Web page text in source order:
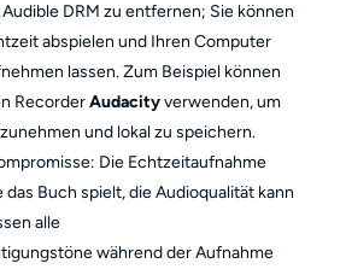
DRM zu entfernen; Sie können
abspielen und Ihren Computer
lassen. Zum Beispiel können
RecorderAudacityverwenden, um
und lokal zu speichern.
Die Echtzeitaufnahme
das Buch spielt, die Audioqualität kann
alle
während der Aufnahme